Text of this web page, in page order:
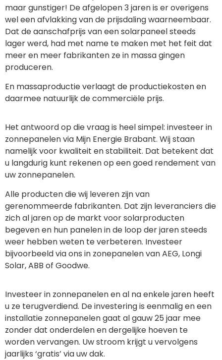
maar gunstiger! De afgelopen 3 jaren is er overigens
wel een afvlakking van de prijsdaling waarneembaar.
Dat de aanschafprijs van een solarpaneel steeds
lager werd, had met name te maken met het feit dat
meer en meer fabrikanten ze in massa gingen
produceren.
En massaproductie verlaagt de productiekosten en
daarmee natuurlijk de commerciële prijs.
Het antwoord op die vraag is heel simpel: investeer in
zonnepanelen via Mijn Energie Brabant. Wij staan
namelijk voor kwaliteit en stabiliteit. Dat betekent dat
u langdurig kunt rekenen op een goed rendement van
uw zonnepanelen.
Alle producten die wij leveren zijn van
gerenommeerde fabrikanten. Dat zijn leveranciers die
zich al jaren op de markt voor solarproducten
begeven en hun panelen in de loop der jaren steeds
weer hebben weten te verbeteren. Investeer
bijvoorbeeld via ons in zonepanelen van AEG, Longi
Solar, ABB of Goodwe.
Investeer in zonnepanelen en al na enkele jaren heeft
u ze terugverdiend. De investering is eenmalig en een
installatie zonnepanelen gaat al gauw 25 jaar mee
zonder dat onderdelen en dergelijke hoeven te
worden vervangen. Uw stroom krijgt u vervolgens
jaarlijks ‘gratis’ via uw dak.